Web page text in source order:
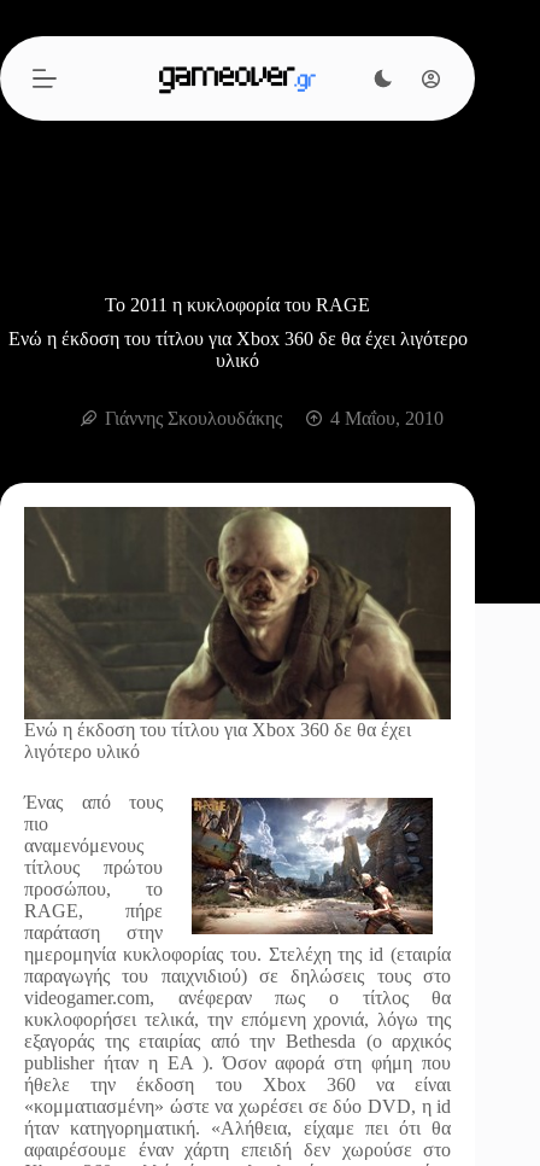
περιεχόμενο
Το 2011 η κυκλοφορία του RAGE
Ενώ η έκδοση του τίτλου για Xbox 360 δε θα έχει λιγότερο
υλικό
Γιάννης Σκουλουδάκης 4 Μαΐου, 2010
Ενώ η έκδοση του τίτλου για Xbox 360 δε θα έχει
λιγότερο υλικό
Ένας από τους
πιο
αναμενόμενους
τίτλους πρώτου
προσώπου, το
RAGE, πήρε
παράταση στην
ημερομηνία κυκλοφορίας του. Στελέχη της id (εταιρία
παραγωγής του παιχνιδιού) σε δηλώσεις τους στο
videogamer.com, ανέφεραν πως ο τίτλος θα
κυκλοφορήσει τελικά, την επόμενη χρονιά, λόγω της
εξαγοράς της εταιρίας από την Bethesda (ο αρχικός
publisher ήταν η ΕΑ ). Όσον αφορά στη φήμη που
ήθελε την έκδοση του Xbox 360 να είναι
«κομματιασμένη» ώστε να χωρέσει σε δύο DVD, η id
ήταν κατηγορηματική. «Αλήθεια, είχαμε πει ότι θα
αφαιρέσουμε έναν χάρτη επειδή δεν χωρούσε στο